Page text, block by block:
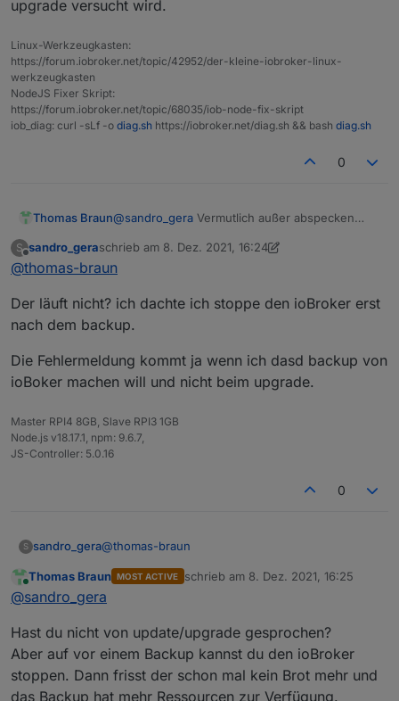
upgrade versucht wird.
Linux-Werkzeugkasten:
https://forum.iobroker.net/topic/42952/der-kleine-iobroker-linux-
werkzeugkasten
NodeJS Fixer Skript:
https://forum.iobroker.net/topic/68035/iob-node-fix-skript
iob_diag: curl -sLf -o diag.sh https://iobroker.net/diag.sh && bash diag.sh
0
Thomas Braun@sandro_gera Vermutlich außer abspecken
Der ioBroker läuft ja schon nicht mehr, wenn
das upgrade versucht wird.
S
Offline
sandro_geraschrieb am 8. Dez. 2021, 16:24
zuletzt editiert von sandro_gera12. Aug. 2021, 17:25
@thomas-braun
Der läuft nicht? ich dachte ich stoppe den ioBroker erst
nach dem backup.
Die Fehlermeldung kommt ja wenn ich dasd backup von
ioBoker machen will und nicht beim upgrade.
Master RPI4 8GB, Slave RPI3 1GB
Node.js v18.17.1, npm: 9.6.7,
JS-Controller: 5.0.16
0
S sandro_gera@thomas-braun
Der läuft nicht? ich dachte ich stoppe den
ioBroker erst nach dem backup.
backup von ioBoker machen will und nicht beim
upgrade.
Online
Thomas Braun MOST ACTIVE schrieb am 8. Dez. 2021, 16:25
zuletzt editiert von
@sandro_gera
Hast du nicht von update/upgrade gesprochen?
Aber auf vor einem Backup kannst du den ioBroker
stoppen. Dann frisst der schon mal kein Brot mehr und
das Backup hat mehr Ressourcen zur Verfügung.